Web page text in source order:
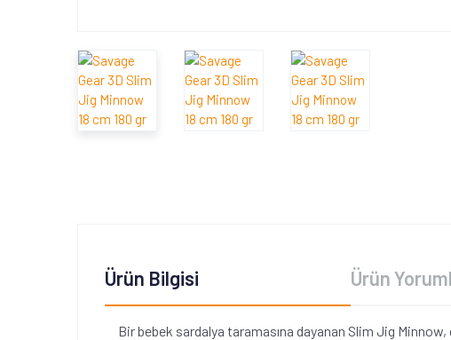
Ürün Bilgisi
Bir bebek sardalya taramasına dayanan Slim Jig Minnow,
Ürün